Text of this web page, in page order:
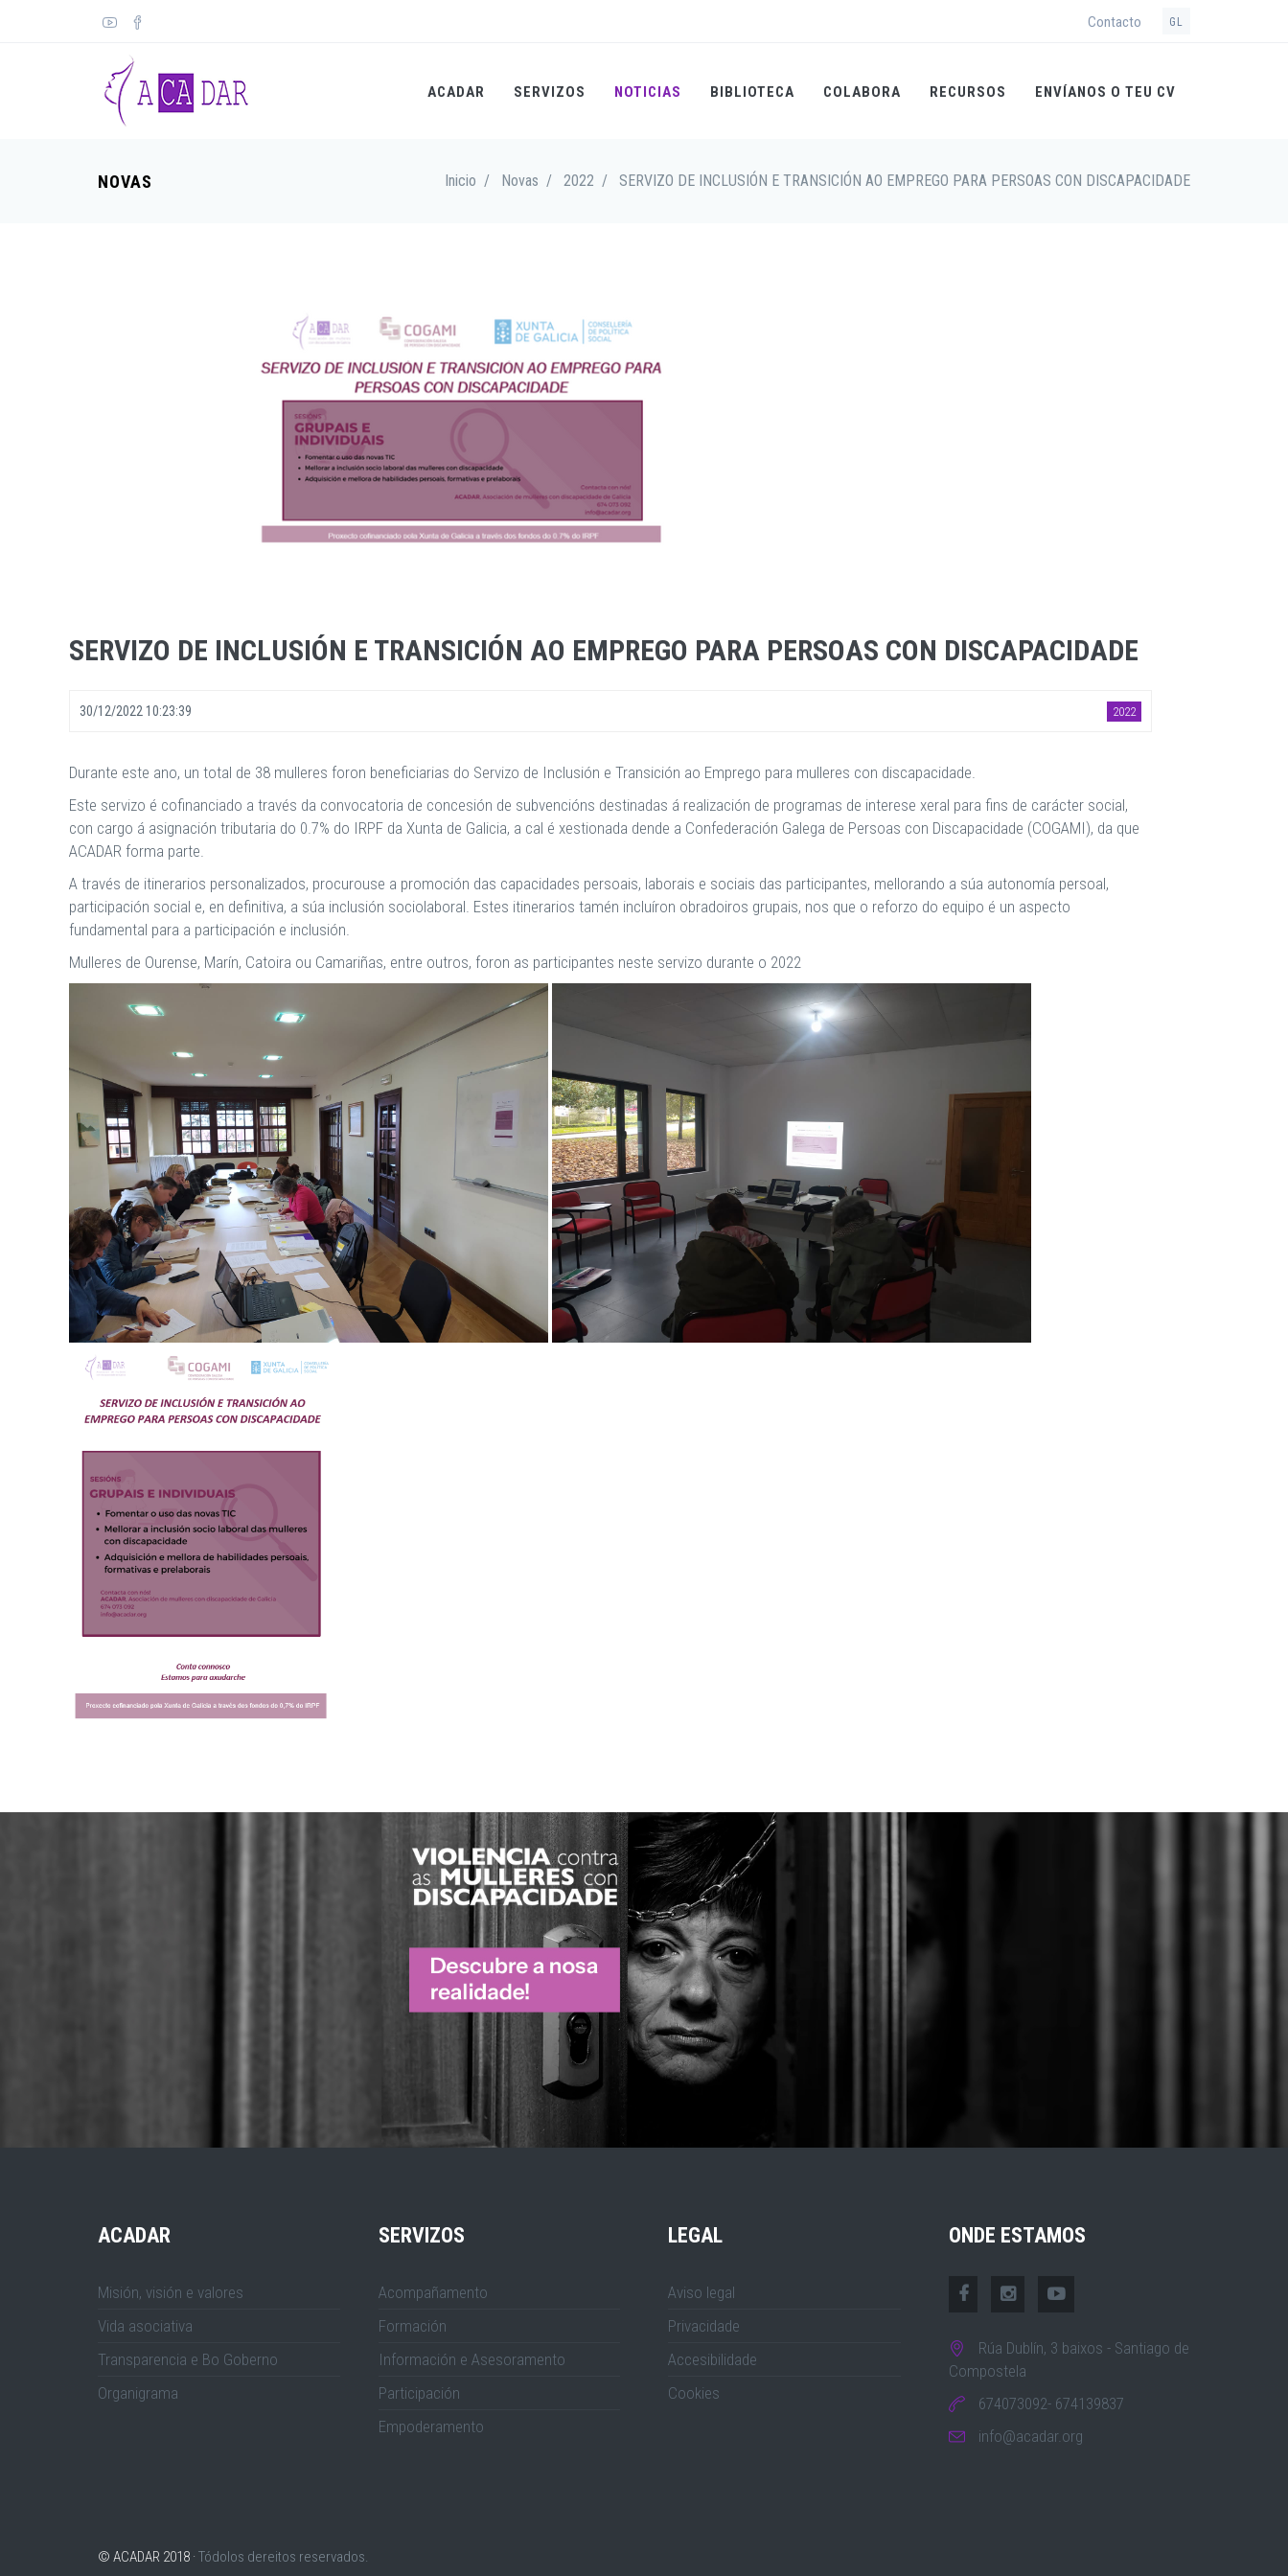
Contacto GL
ACADAR SERVIZOS NOTICIAS BIBLIOTECA COLABORA RECURSOS ENVÍANOS O TEU CV
NOVAS Inicio / Novas / 2022 / SERVIZO DE INCLUSIÓN E TRANSICIÓN AO EMPREGO PARA PERSOAS CON DISCAPACIDADE
SERVIZO DE INCLUSIÓN E TRANSICIÓN AO EMPREGO PARA PERSOAS CON DISCAPACIDADE
30/12/2022 10:23:39 2022
Durante este ano, un total de 38 mulleres foron beneficiarias do Servizo de Inclusión e Transición ao Emprego para mulleres con discapacidade.
Este servizo é cofinanciado a través da convocatoria de concesión de subvencións destinadas á realización de programas de interese xeral para fins de carácter social,
con cargo á asignación tributaria do 0.7% do IRPF da Xunta de Galicia, a cal é xestionada dende a Confederación Galega de Persoas con Discapacidade (COGAMI), da que
ACADAR forma parte.
A través de itinerarios personalizados, procurouse a promoción das capacidades persoais, laborais e sociais das participantes, mellorando a súa autonomía persoal,
participación social e, en definitiva, a súa inclusión sociolaboral. Estes itinerarios tamén incluíron obradoiros grupais, nos que o reforzo do equipo é un aspecto
fundamental para a participación e inclusión.
Mulleres de Ourense, Marín, Catoira ou Camariñas, entre outros, foron as participantes neste servizo durante o 2022
ACADAR
Misión, visión e valores
Vida asociativa
Transparencia e Bo Goberno
Organigrama
SERVIZOS
Acompañamento
Formación
Información e Asesoramento
Participación
Empoderamento
LEGAL
Aviso legal
Privacidade
Accesibilidade
Cookies
ONDE ESTAMOS
Rúa Dublín, 3 baixos - Santiago de
Compostela
674073092- 674139837
info@acadar.org
© ACADAR 2018 · Tódolos dereitos reservados.